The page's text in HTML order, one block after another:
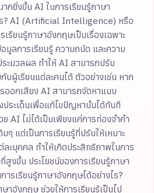
กยิ่งขึ้น AI ในการเรียนรู้ภาษา
? AI (Artificial Intelligence) หรือ
รียนรู้ภาษาอังกฤษเป็นเรื่องเฉพาะ
มูลการเรียนรู้ ความถนัด และความ
ะมวลผล ทำให้ AI สามารถปรับ
บผู้เรียนแต่ละคนได้ ตัวอย่างเช่น หาก
ออกเสียง AI สามารถจัดหาแบบ
ระเด็นเพื่อแก้ไขปัญหานั้นได้ทันที
AI ไม่ได้เป็นเพียงแค่การท่องจำคำ
แต่เป็นการเรียนรู้ที่ปรับให้เหมาะ
ะบุคคล ทำให้เกิดประสิทธิภาพในการ
งขึ้น ประโยชน์ของการเรียนรู้ภาษา
รเรียนรู้ภาษาอังกฤษได้อย่างไร?
าอังกฤษ ช่วยให้การเรียนรู้เป็นไป